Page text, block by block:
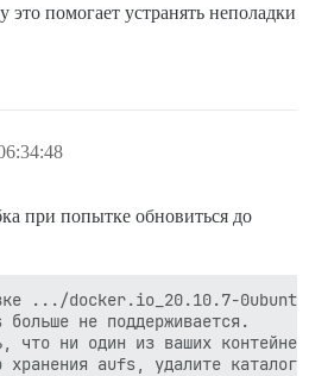
это помогает устранять неполадки
при попытке обновиться до
.../docker.io_20.10.7-
не поддерживается.
что ни один из ваших
хранения aufs, удалите каталог